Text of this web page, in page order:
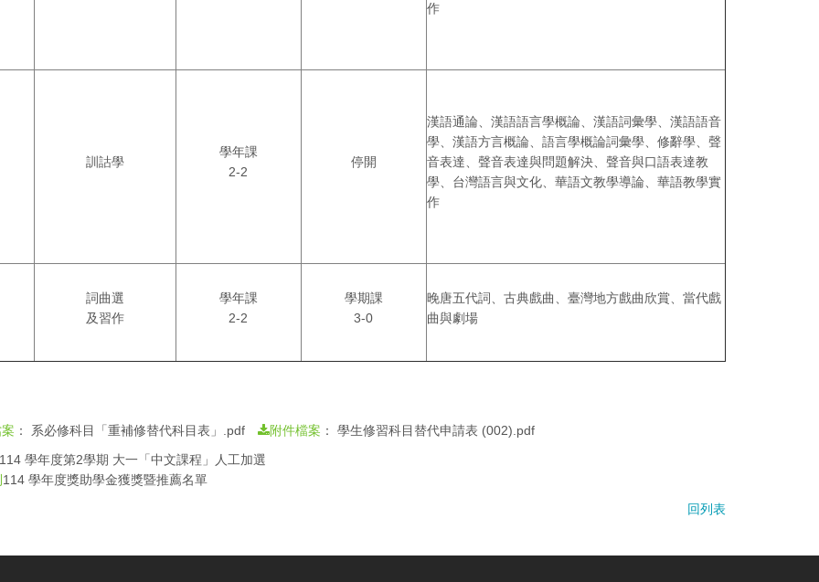
作
訓詁學
學年課
2-2
停開
漢語通論、漢語語言學概論、漢語詞彙學、漢語語音
學、漢語方言概論、語言學概論詞彙學、修辭學、聲
音表達、聲音表達與問題解決、聲音與口語表達教
學、台灣語言與文化、華語文教學導論、華語教學實
作
詞曲選
及習作
學年課
2-2
學期課
3-0
晚唐五代詞、古典戲曲、臺灣地方戲曲欣賞、當代戲
曲與劇場
： 系必修科目「重補修替代科目表」.pdf 附件檔案 ： 學生修習科目替代申請表 (002).pdf
學年度第2學期 大一「中文課程」人工加選
114 學年度獎助學金獲獎暨推薦名單
回列表